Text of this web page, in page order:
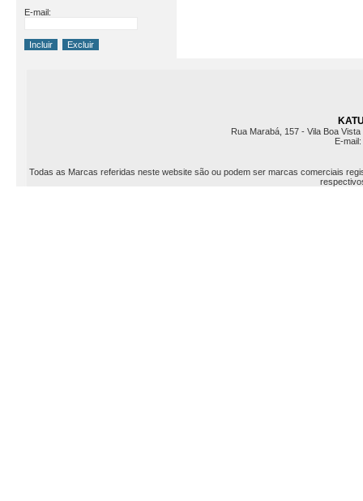
E-mail:
Rua Marabá, 157 - Vila Boa
E-mail:
Todas as Marcas referidas neste website são ou podem ser marcas comerciais